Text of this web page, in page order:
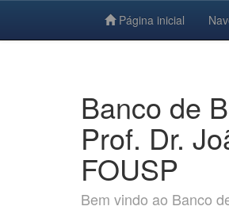
Página inicial
Banco de
Prof. Dr.
FOUSP
Bem vindo ao Banco